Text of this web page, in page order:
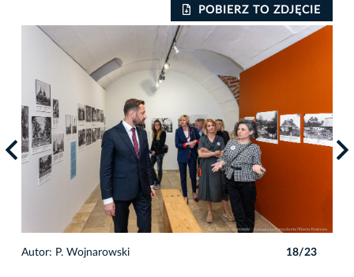
POBIERZ TO ZDJĘCIE
Autor: P. Wojnarowski 18/23